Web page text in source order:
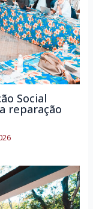
Social
reparação